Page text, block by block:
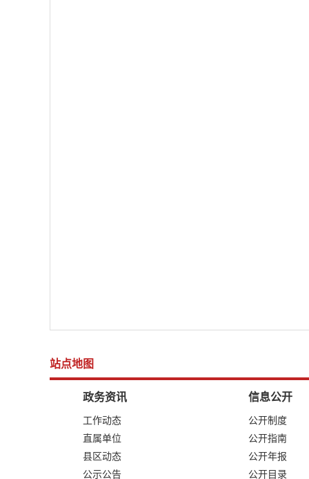
站点地图
政务资讯
工作动态
直属单位
县区动态
公示公告
信息公开
公开制度
公开指南
公开年报
公开目录